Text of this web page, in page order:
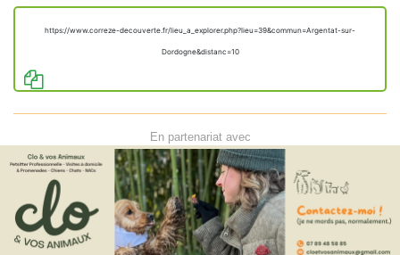
https://www.correze-decouverte.fr/lieu_a_explorer.php?lieu=39&commun=Argentat-sur-
Dordogne&distanc=10
En partenariat avec